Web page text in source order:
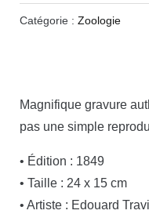
Catégorie : Zoologie
Magnifique gravure
pas une simple
• Édition : 1849
• Taille : 24 x 15 cm
• Artiste : Edouard